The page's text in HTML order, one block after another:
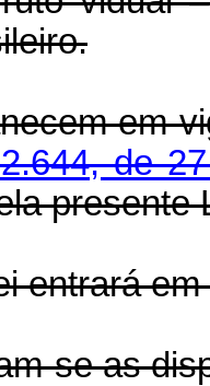
em
de
presente
entrará
se as